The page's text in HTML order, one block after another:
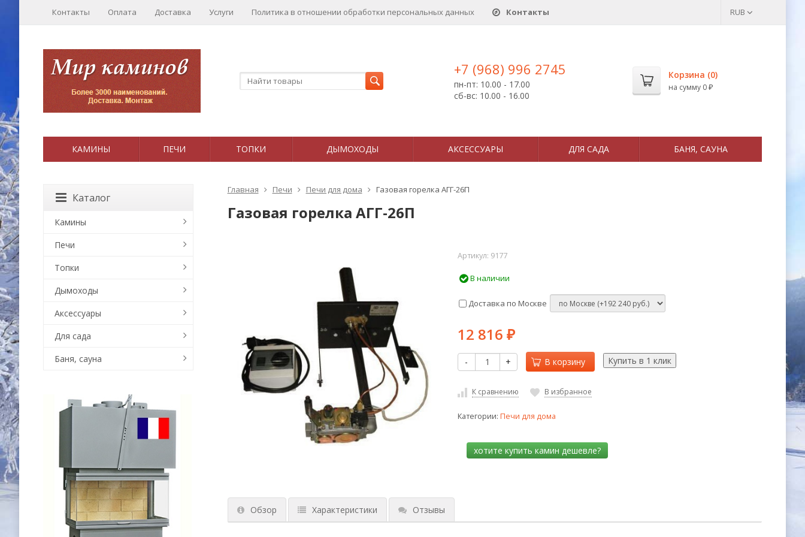
Контакты Оплата Доставка Услуги Политика в отношении обработки персональных данныx Контакты RUB
+7 (968) 996 2745
пн-пт: 10.00 - 17.00
сб-вс: 10.00 - 16.00
Корзина (0)
на сумму 0 ₽
КАМИНЫ ПЕЧИ ТОПКИ ДЫМОХОДЫ АКСЕССУАРЫ ДЛЯ САДА БАНЯ, САУНА
Главная Печи Печи для дома Газовая горелка АГГ-26П
Газовая горелка АГГ-26П
Артикул: 9177
В наличии
Доставка по Москве
12 816 ₽
- + В корзину
К сравнению В избранное
Категории: Печи для дома
Обзор Характеристики Отзывы
Каталог
Камины
Печи
Топки
Дымоходы
Аксессуары
Для сада
Баня, сауна